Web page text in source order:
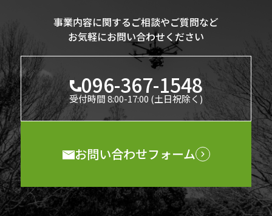
事業内容に関するご相談やご質問など
お気軽にお問い合わせください
096-367-1548
受付時間 8:00-17:00 (土日祝除く)
お問い合わせフォーム